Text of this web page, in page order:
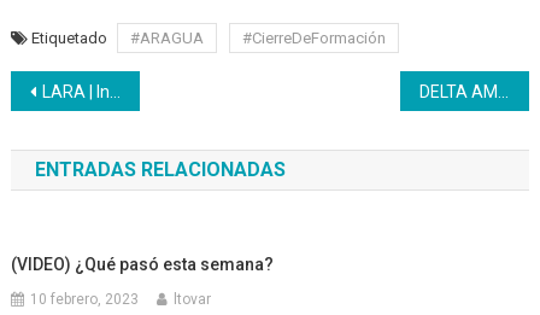
Etiquetado #ARAGUA #CierreDeFormación
Navegación
de
entradas
LARA | Inces finaliza 2020 con resultados exitosos de cara al COVID-19
ENTRADAS RELACIONADAS
(VIDEO) ¿Qué pasó esta semana?
10 febrero, 2023 ltovar